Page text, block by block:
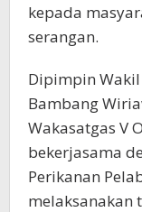
kepada
serangan.
Dipimpin Wakil
Bambang
Wakasatgas V
bekerjasama
Perikanan
melaksanakan